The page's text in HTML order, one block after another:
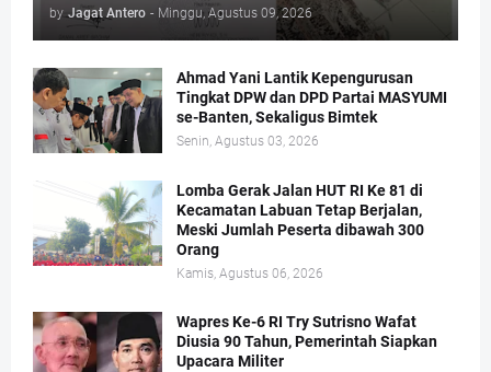
by Jagat Antero - Minggu, Agustus 09, 2026
Ahmad Yani Lantik Kepengurusan
Tingkat DPW dan DPD Partai MASYUMI
se-Banten, Sekaligus Bimtek
Senin, Agustus 03, 2026
Lomba Gerak Jalan HUT RI Ke 81 di
Kecamatan Labuan Tetap Berjalan,
Meski Jumlah Peserta dibawah 300
Orang
Kamis, Agustus 06, 2026
Wapres Ke-6 RI Try Sutrisno Wafat
Diusia 90 Tahun, Pemerintah Siapkan
Upacara Militer